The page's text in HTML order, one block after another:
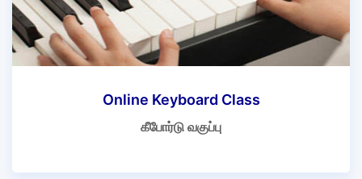
Online Keyboard Class
கீபோர்டு வகுப்பு